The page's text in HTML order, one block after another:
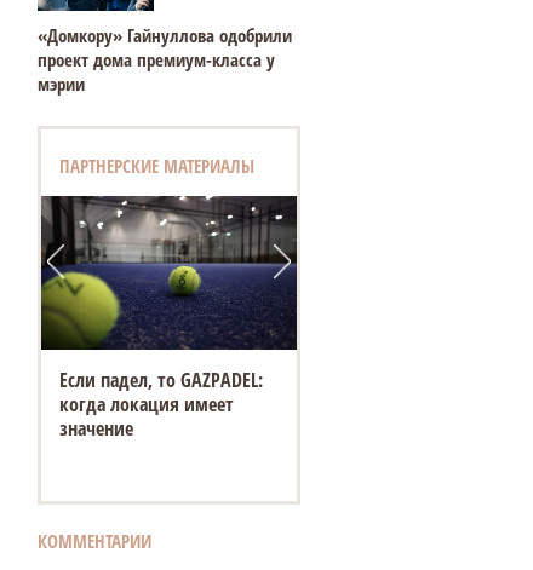
«Домкору» Гайнуллова одобрили
проект дома премиум-класса у
мэрии
ПАРТНЕРСКИЕ МАТЕРИАЛЫ
Если падел, то GAZPADEL:
когда локация имеет
значение
КОММЕНТАРИИ